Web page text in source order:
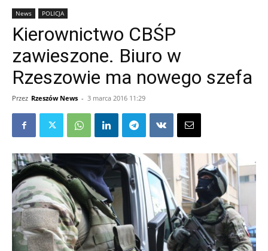
News POLICJA
Kierownictwo CBŚP
zawieszone. Biuro w
Rzeszowie ma nowego szefa
Przez Rzeszów News - 3 marca 2016 11:29